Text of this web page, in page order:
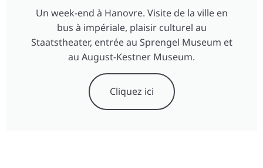
Un week-end à Hanovre. Visite de la ville en
bus à impériale, plaisir culturel au
Staatstheater, entrée au Sprengel Museum et
au August-Kestner Museum.
Cliquez ici